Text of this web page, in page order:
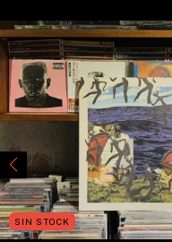
SIN STOCK